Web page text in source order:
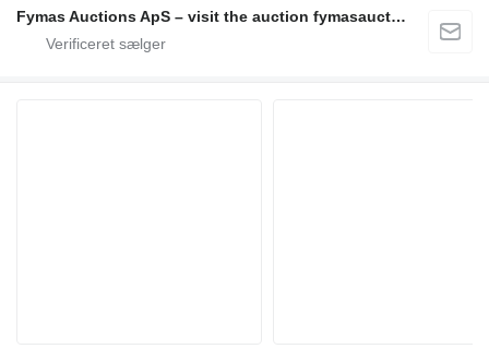
Fymas Auctions ApS – visit the auction fymasauctions.dk